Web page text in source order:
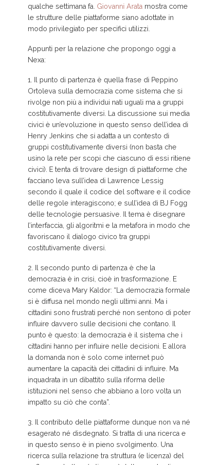
qualche settimana fa. Giovanni Arata mostra come
le strutture delle piattaforme siano adottate in
modo privilegiato per specifici utilizzi.
Appunti per la relazione che propongo oggi a
Nexa:
1. Il punto di partenza è quella frase di Peppino
Ortoleva sulla democrazia come sistema che si
rivolge non più a individui nati uguali ma a gruppi
costitutivamente diversi. La discussione sui media
civici è un’evoluzione in questo senso dell’idea di
Henry Jenkins che si adatta a un contesto di
gruppi costitutivamente diversi (non basta che
usino la rete per scopi che ciascuno di essi ritiene
civici). E tenta di trovare design di piattaforme che
facciano leva sull’idea di Lawrence Lessig
secondo il quale il codice del software e il codice
delle regole interagiscono; e sull’idea di BJ Fogg
delle tecnologie persuasive. Il tema è disegnare
l’interfaccia, gli algoritmi e la metafora in modo che
favoriscano il dialogo civico tra gruppi
costitutivamente diversi.
2. Il secondo punto di partenza è che la
democrazia è in crisi, cioè in trasformazione. E
come diceva Mary Kaldor: “La democrazia formale
si è diffusa nel mondo negli ultimi anni. Ma i
cittadini sono frustrati perché non sentono di poter
influire davvero sulle decisioni che contano. Il
punto è questo: la democrazia è il sistema che i
cittadini hanno per influire nelle decisioni. E allora
la domanda non è solo come internet può
aumentare la capacità dei cittadini di influire. Ma
inquadrata in un dibattito sulla riforma delle
istituzioni nel senso che abbiano a loro volta un
impatto su ciò che conta”.
3. Il contributo delle piattaforme dunque non va né
esagerato né disdegnato. Si tratta di una ricerca e
in questo senso è in pieno svolgimento. Una
ricerca sulla relazione tra struttura (e licenza) del